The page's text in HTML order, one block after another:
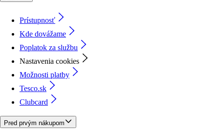
Prístupnosť
Kde dovážame
Poplatok za službu
Nastavenia cookies
Možnosti platby
Tesco.sk
Clubcard
Pred prvým nákupom